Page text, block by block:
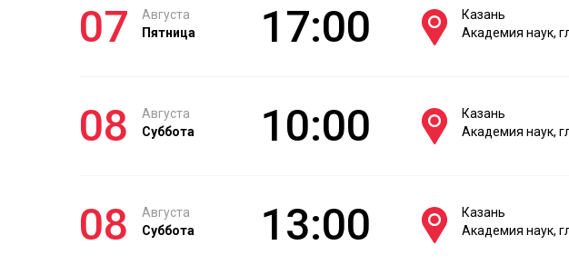
07
Августа
Пятница
17:00
Казань
Академия наук,
08
Августа
Суббота
10:00
Казань
Академия наук,
08
Августа
Суббота
13:00
Казань
Академия наук,